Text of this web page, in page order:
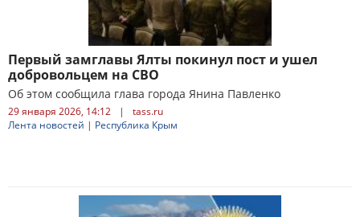
Первый замглавы Ялты покинул пост и ушел
добровольцем на СВО
Об этом сообщила глава города Янина Павленко
29 января 2026, 14:12 |
tass.ru
Лента новостей | Республика Крым